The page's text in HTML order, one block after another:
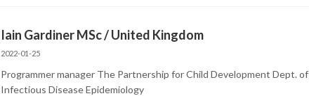
Iain Gardiner MSc / United Kingdom
2022-01-25
Programmer manager The Partnership for Child Development Dept. of
Infectious Disease Epidemiology